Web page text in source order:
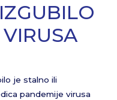
je stalno ili
pandemije virusa